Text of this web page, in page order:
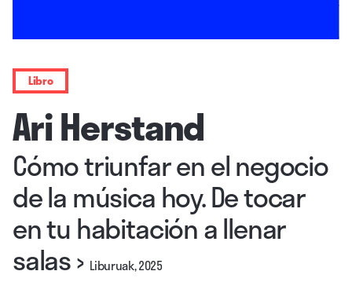
Libro
Ari Herstand
Cómo triunfar en el negocio
de la música hoy. De tocar
en tu habitación a llenar
salas› Liburuak, 2025